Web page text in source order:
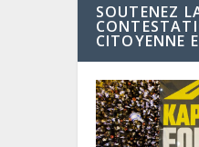
SOUTENEZ
CITOYENNE